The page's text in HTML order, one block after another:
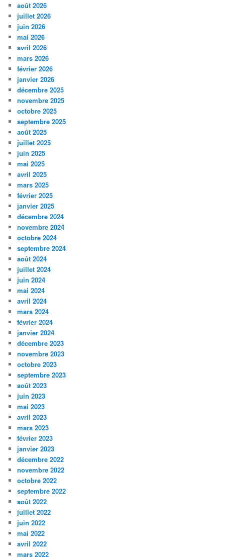
août 2026
juillet 2026
juin 2026
mai 2026
avril 2026
mars 2026
février 2026
janvier 2026
décembre 2025
novembre 2025
octobre 2025
septembre 2025
août 2025
juillet 2025
juin 2025
mai 2025
avril 2025
mars 2025
février 2025
janvier 2025
décembre 2024
novembre 2024
octobre 2024
septembre 2024
août 2024
juillet 2024
juin 2024
mai 2024
avril 2024
mars 2024
février 2024
janvier 2024
décembre 2023
novembre 2023
octobre 2023
septembre 2023
août 2023
juin 2023
mai 2023
avril 2023
mars 2023
février 2023
janvier 2023
décembre 2022
novembre 2022
octobre 2022
septembre 2022
août 2022
juillet 2022
juin 2022
mai 2022
avril 2022
mars 2022